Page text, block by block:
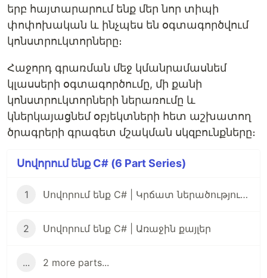
երբ հայտարարում ենք մեր նոր տիպի
փոփոխական և ինչպես են օգտագործվում
կոնստրուկտորները։
Հաջորդ գրառման մեջ կմանրամասնեմ
կլասսերի օգտագործումը, մի քանի
կոնստրուկտորների ներառումը և
կներկայացնեմ օբյեկտների հետ աշխատող
ծրագրերի գրագետ մշակման սկզբունքները։
Սովորում ենք C# (6 Part Series)
1 Սովորում ենք C# | Կրճատ ներածություն .NET հարթակին
2 Սովորում ենք C# | Առաջին քայլեր
... 2 more parts...